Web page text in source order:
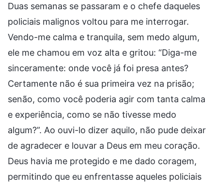
Duas semanas se passaram e o chefe daqueles
policiais malignos voltou para me interrogar.
Vendo-me calma e tranquila, sem medo algum,
ele me chamou em voz alta e gritou: “Diga-me
sinceramente: onde você já foi presa antes?
Certamente não é sua primeira vez na prisão;
senão, como você poderia agir com tanta calma
e experiência, como se não tivesse medo
algum?”. Ao ouvi-lo dizer aquilo, não pude deixar
de agradecer e louvar a Deus em meu coração.
Deus havia me protegido e me dado coragem,
permitindo que eu enfrentasse aqueles policiais